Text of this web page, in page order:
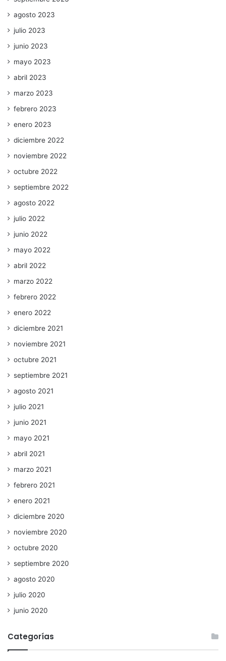
agosto 2023
julio 2023
junio 2023
mayo 2023
abril 2023
marzo 2023
febrero 2023
enero 2023
diciembre 2022
noviembre 2022
octubre 2022
septiembre 2022
agosto 2022
julio 2022
junio 2022
mayo 2022
abril 2022
marzo 2022
febrero 2022
enero 2022
diciembre 2021
noviembre 2021
octubre 2021
septiembre 2021
agosto 2021
julio 2021
junio 2021
mayo 2021
abril 2021
marzo 2021
febrero 2021
enero 2021
diciembre 2020
noviembre 2020
octubre 2020
septiembre 2020
agosto 2020
julio 2020
junio 2020
Categorías